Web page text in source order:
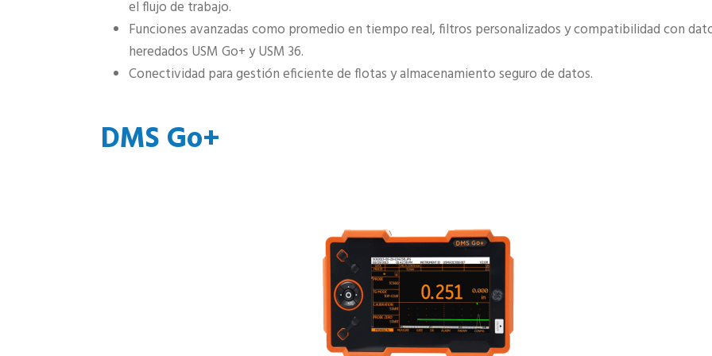
el flujo de trabajo.
Funciones avanzadas como promedio en tiempo real, filtros personalizados y compatibilidad con
heredados USM Go+ y USM 36.
Conectividad para gestión eficiente de flotas y almacenamiento seguro de datos.
DMS Go+